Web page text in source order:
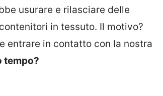
usurare e rilasciare delle
in tessuto. Il motivo?
entrare in contatto con la nostra
tempo?